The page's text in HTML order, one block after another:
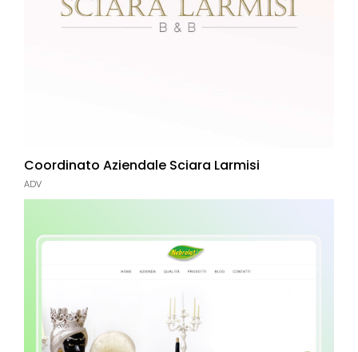
Coordinato Aziendale Sciara Larmisi
ADV